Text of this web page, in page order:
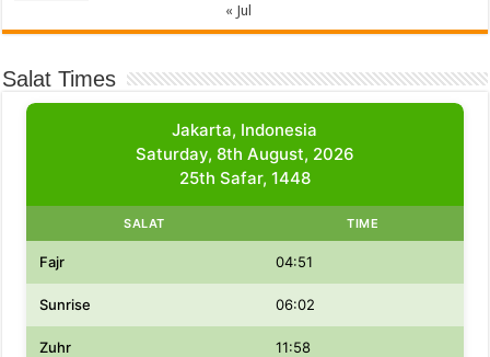
« Jul
Salat Times
Jakarta, Indonesia
Saturday, 8th August, 2026
25th Safar, 1448
SALAT TIME
Fajr 04:51
Sunrise 06:02
Zuhr 11:58